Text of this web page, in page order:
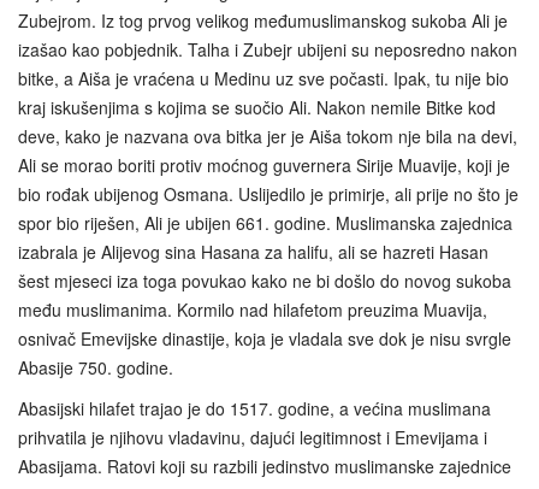
Zubejrom. Iz tog prvog velikog međumuslimanskog sukoba Ali je
izašao kao pobjednik. Talha i Zubejr ubijeni su neposredno nakon
bitke, a Aiša je vraćena u Medinu uz sve počasti. Ipak, tu nije bio
kraj iskušenjima s kojima se suočio Ali. Nakon nemile Bitke kod
deve, kako je nazvana ova bitka jer je Aiša tokom nje bila na devi,
Ali se morao boriti protiv moćnog guvernera Sirije Muavije, koji je
bio rođak ubijenog Osmana. Uslijedilo je primirje, ali prije no što je
spor bio riješen, Ali je ubijen 661. godine. Muslimanska zajednica
izabrala je Alijevog sina Hasana za halifu, ali se hazreti Hasan
šest mjeseci iza toga povukao kako ne bi došlo do novog sukoba
među muslimanima. Kormilo nad hilafetom preuzima Muavija,
osnivač Emevijske dinastije, koja je vladala sve dok je nisu svrgle
Abasije 750. godine.
Abasijski hilafet trajao je do 1517. godine, a većina muslimana
prihvatila je njihovu vladavinu, dajući legitimnost i Emevijama i
Abasijama. Ratovi koji su razbili jedinstvo muslimanske zajednice